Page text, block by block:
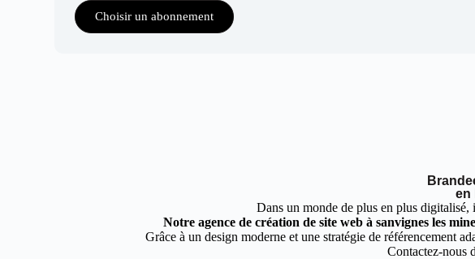
Choisir un abonnement
en
Dans un monde de plus en plus digitalisé,
Notre agence de création de site web à sanvignes les
Grâce à un design moderne et une stratégie de référencement
Contactez-nous